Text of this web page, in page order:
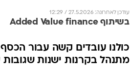
עודכן לאחרונה: 27.5.2026 / 12:29
בשיתוף Added Value finance
כולנו עובדים קשה עבור
מתנהל בקרנות ישנות